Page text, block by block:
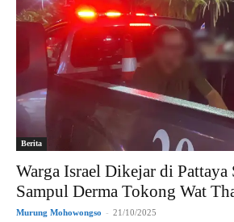
Berita
Warga Israel Dikejar di Pattaya
Sampul Derma Tokong Wat
Murung Mohowongso - 21/10/2025